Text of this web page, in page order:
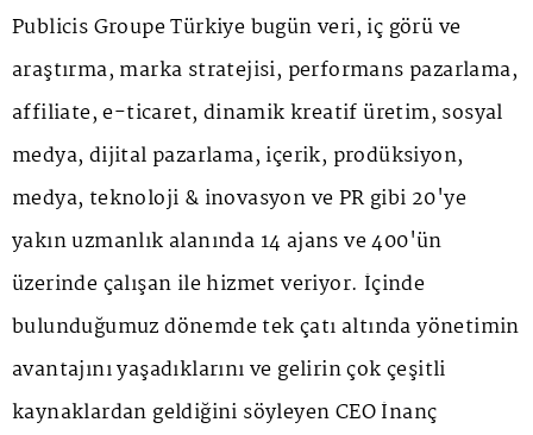
Publicis Groupe Türkiye bugün veri, iç görü ve
araştırma, marka stratejisi, performans pazarlama,
affiliate, e-ticaret, dinamik kreatif üretim, sosyal
medya, dijital pazarlama, içerik, prodüksiyon,
medya, teknoloji & inovasyon ve PR gibi 20'ye
yakın uzmanlık alanında 14 ajans ve 400'ün
üzerinde çalışan ile hizmet veriyor. İçinde
bulunduğumuz dönemde tek çatı altında yönetimin
avantajını yaşadıklarını ve gelirin çok çeşitli
kaynaklardan geldiğini söyleyen CEO İnanç